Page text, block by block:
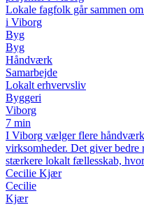
Lokale fagfolk går sammen
i Viborg
Byg
Byg
Håndværk
Samarbejde
Lokalt erhvervsliv
Byggeri
Viborg
7 min
I Viborg vælger flere
virksomheder. Det giver bedre
stærkere lokalt fællesskab,
Cecilie Kjær
Cecilie
Kjær